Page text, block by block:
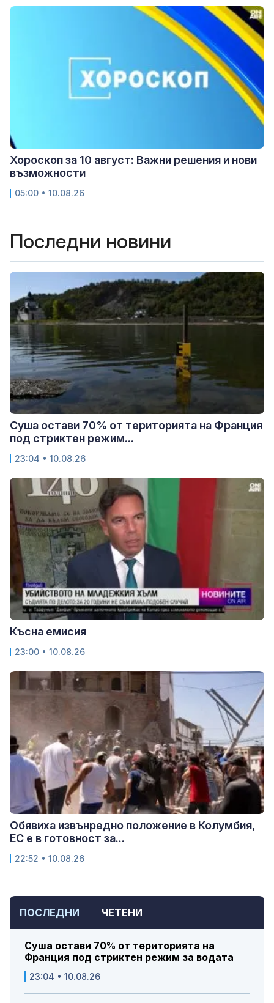
ПОСЛЕДНИ ЧЕТЕНИ
Суша остави 70% от територията на
Франция под стриктен режим за водата
23:04 • 10.08.26
Хороскоп за 10 август: Важни решения и нови
възможности
05:00 • 10.08.26
Последни новини
Суша остави 70% от територията на Франция
под стриктен режим...
23:04 • 10.08.26
Късна емисия
23:00 • 10.08.26
Обявиха извънредно положение в Колумбия,
ЕС е в готовност за...
22:52 • 10.08.26